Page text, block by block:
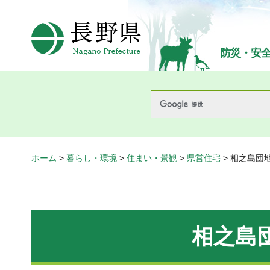
長野県Nagano Prefecture
防災・安
ホーム > 暮らし・環境 > 住まい・景観 > 県営住宅 > 相之島団
相之島